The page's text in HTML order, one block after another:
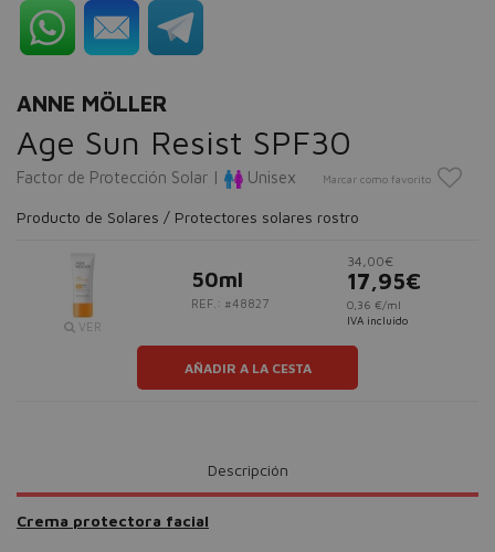
ANNE MÖLLER
Age Sun Resist SPF30
Factor de Protección Solar | Unisex Marcar como favorito
Producto de Solares / Protectores solares rostro
VER
50ml
REF.: #48827
34,00€
17,95€
0,36 €/ml
IVA incluido
AÑADIR A LA CESTA
Descripción
Crema protectora facial